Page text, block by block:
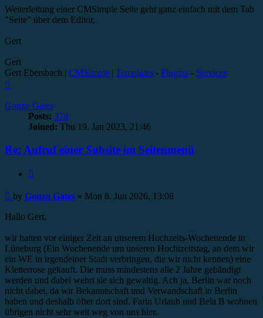
Weiterleitung einer CMSimple Seite geht ganz einfach mit dem Tab
"Seite" über dem Editor,
Gert
Gert
Gert Ebersbach | CMSimple | Templates - Plugins - Services
Gonzo Gates
Posts: 378
Joined: Thu 19. Jan 2023, 21:46
Re: Aufruf einer Subsite im Seitenmenü
Post
by Gonzo Gates » Mon 8. Jun 2026, 13:08
Hallo Gert,
wir hatten vor einiger Zeit an unserem Hochzeits-Wochenende in
Lüneburg (Ein Wochenende um unseren Hochtzeitstag, an dem wir
ein WE in irgendeiner Stadt verbringen, die wir nicht kennen) eine
Kletterrose gekauft. Die muss mindestens alle 2 Jahre gebändigt
werden und dabei wehrt sie sich gewaltig. Ach ja, Berlin war noch
nicht dabei, da wir Bekanntschaft und Verwandschaft in Berlin
haben und deshalb öfter dort sind. Farin Urlaub und Bela B wohnen
übrigen nicht sehr weit weg von uns hier.